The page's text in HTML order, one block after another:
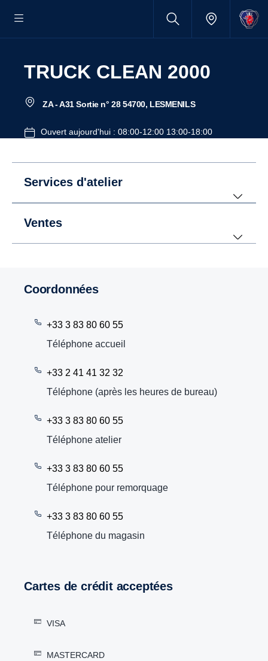
TRUCK CLEAN 2000
ZA - A31 Sortie n° 28 54700, LESMENILS
Ouvert aujourd'hui : 08:00-12:00 13:00-18:00
Services d'atelier
Ventes
Coordonnées
+33 3 83 80 60 55
Téléphone accueil
+33 2 41 41 32 32
Téléphone (après les heures de bureau)
+33 3 83 80 60 55
Téléphone atelier
+33 3 83 80 60 55
Téléphone pour remorquage
+33 3 83 80 60 55
Téléphone du magasin
Cartes de crédit acceptées
VISA
MASTERCARD